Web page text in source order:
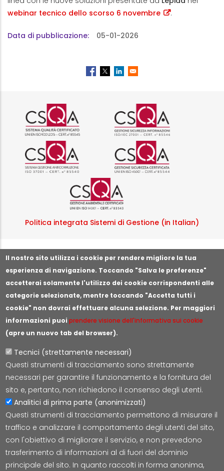
Il nostro sito utilizza i cookie per rendere migliore la tua
esperienza di navigazione. Toccando "Salva le preferenze"
accetterai solamente l'utilizzo dei cookie corrispondenti alle
categorie selezionate, mentre toccando "Accetta tutti i
cookie" non dovrai effettuare alcuna selezione. Per maggiori
informazioni puoiprendere visione dell'informativa sui cookie
(apre un nuovo tab del browser).
Tecnici (strettamente necessari)
Questi strumenti di tracciamento sono strettamente
necessari per garantire il funzionamento e la fornitura del
sito e, pertanto, non richiedono il consenso degli utenti.
Analitici di prima parte (anonimizzati)
Questi strumenti di tracciamento permettono di misurare il
traffico e analizzare il comportamento degli utenti del sito,
con l'obiettivo di migliorare il servizio, e non prevedono
trasferimento di informazioni al di fuori del dominio
principale del sito. In quanto raccolti in forma anonima,
webinar tecnico dello scorso 6 novembre
.
Data di pubblicazione 05-01-2026
Logo certificazione ISO 9001
Logo
Logo certificazione ISO 37001
Logo
Logo certificazione ISO
Politica integrata Sistemi di Gestione (in Italian)
Segnala illeciti o irregolarità
Lepida S.c.p.A.
Via della Liberazione 15, 40128 Bologna
PEC:
segreteria@pec.lepida.it
Capitale Sociale i.v. ad oggi € 69.881.000,00
P.IVA/CF 02770891204